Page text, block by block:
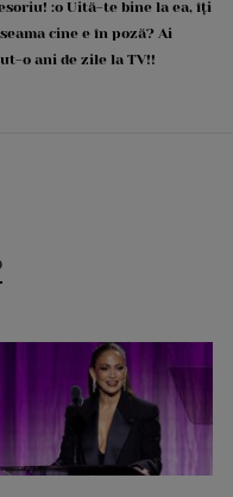
:o Uită-te bine la ea, îți
cine e în poză? Ai
o ani de zile la TV!!